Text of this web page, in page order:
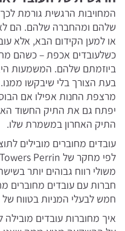
המחויבות הרגשית גורמת
שלהם ומהחברה שלהם. הם
או למען הקידום הבא, אלא
כשלעובדים אכפת – כשהם
ביוזמתם שלהם. המשמעות
בעת הצורך בלי שיבקשו
מרצפת החנות אפילו אם
יפתח גם את התיק החשוד
התיק האחרון במשמרת שלו.
עובדים מחוברים מובילים
חברות עם עובדים מחוברים
חמש לבעלי המניות בטווח
איך מחוברות עובדים מובילה